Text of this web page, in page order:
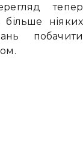
тепер
ніяких
побачити